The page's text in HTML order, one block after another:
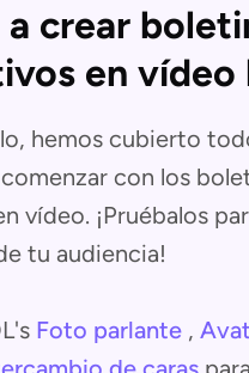
a crear
en vídeo
hemos cubierto
con los
vídeo. ¡Pruébalos
tu audiencia!
Foto parlante ,